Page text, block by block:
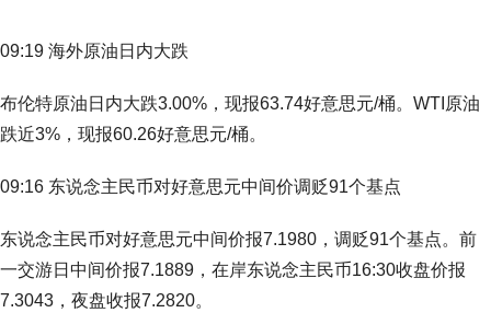
09:19 海外原油日内大跌
布伦特原油日内大跌3.00%，现报63.74好意思元/桶。WTI原油
跌近3%，现报60.26好意思元/桶。
09:16 东说念主民币对好意思元中间价调贬91个基点
东说念主民币对好意思元中间价报7.1980，调贬91个基点。前
一交游日中间价报7.1889，在岸东说念主民币16:30收盘价报
7.3043，夜盘收报7.2820。